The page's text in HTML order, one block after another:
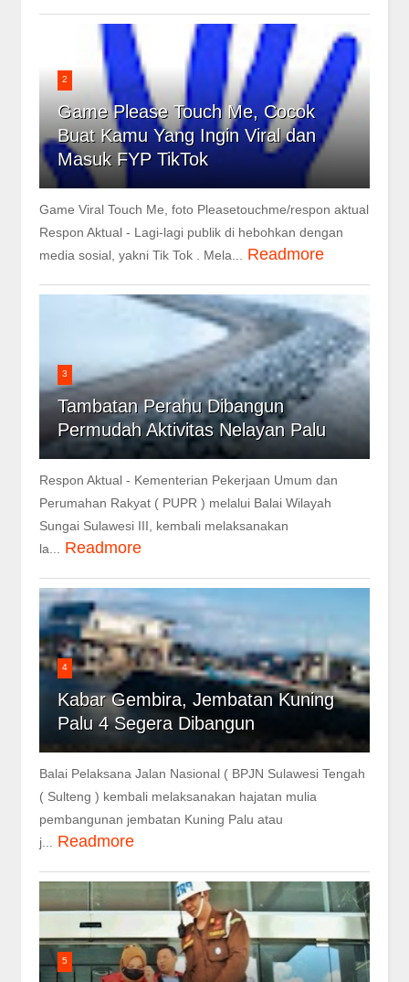
2
Game Please Touch Me, Cocok
Buat Kamu Yang Ingin Viral dan
Masuk FYP TikTok
Game Viral Touch Me, foto Pleasetouchme/respon aktual
Respon Aktual - Lagi-lagi publik di hebohkan dengan
media sosial, yakni Tik Tok . Mela... Readmore
3
Tambatan Perahu Dibangun
Permudah Aktivitas Nelayan Palu
Respon Aktual - Kementerian Pekerjaan Umum dan
Perumahan Rakyat ( PUPR ) melalui Balai Wilayah
Sungai Sulawesi III, kembali melaksanakan
la... Readmore
4
Kabar Gembira, Jembatan Kuning
Palu 4 Segera Dibangun
Balai Pelaksana Jalan Nasional ( BPJN Sulawesi Tengah
( Sulteng ) kembali melaksanakan hajatan mulia
pembangunan jembatan Kuning Palu atau
j... Readmore
5